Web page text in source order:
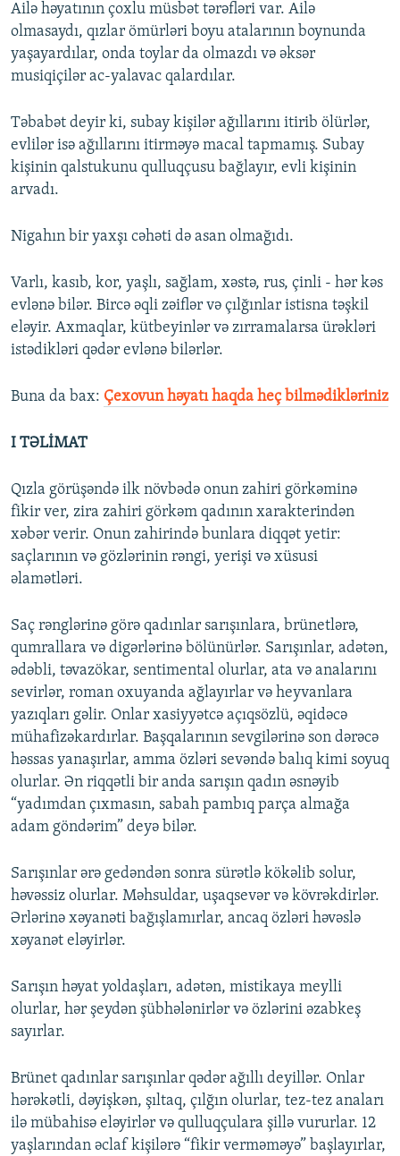
Ailə həyatının çoxlu müsbət tərəfləri var. Ailə
olmasaydı, qızlar ömürləri boyu atalarının boynunda
yaşayardılar, onda toylar da olmazdı və əksər
musiqiçilər ac-yalavac qalardılar.
Təbabət deyir ki, subay kişilər ağıllarını itirib ölürlər,
evlilər isə ağıllarını itirməyə macal tapmamış. Subay
kişinin qalstukunu qulluqçusu bağlayır, evli kişinin
arvadı.
Nigahın bir yaxşı cəhəti də asan olmağıdı.
Varlı, kasıb, kor, yaşlı, sağlam, xəstə, rus, çinli - hər kəs
evlənə bilər. Bircə əqli zəiflər və çılğınlar istisna təşkil
eləyir. Axmaqlar, kütbeyinlər və zırramalarsa ürəkləri
istədikləri qədər evlənə bilərlər.
Buna da bax: Çexovun həyatı haqda heç bilmədikləriniz
I TƏLİMAT
Qızla görüşəndə ilk növbədə onun zahiri görkəminə
fikir ver, zira zahiri görkəm qadının xarakterindən
xəbər verir. Onun zahirində bunlara diqqət yetir:
saçlarının və gözlərinin rəngi, yerişi və xüsusi
əlamətləri.
Saç rənglərinə görə qadınlar sarışınlara, brünetlərə,
qumrallara və digərlərinə bölünürlər. Sarışınlar, adətən,
ədəbli, təvazökar, sentimental olurlar, ata və analarını
sevirlər, roman oxuyanda ağlayırlar və heyvanlara
yazıqları gəlir. Onlar xasiyyətcə açıqsözlü, əqidəcə
mühafizəkardırlar. Başqalarının sevgilərinə son dərəcə
həssas yanaşırlar, amma özləri sevəndə balıq kimi soyuq
olurlar. Ən riqqətli bir anda sarışın qadın əsnəyib
“yadımdan çıxmasın, sabah pambıq parça almağa
adam göndərim” deyə bilər.
Sarışınlar ərə gedəndən sonra sürətlə kökəlib solur,
həvəssiz olurlar. Məhsuldar, uşaqsevər və kövrəkdirlər.
Ərlərinə xəyanəti bağışlamırlar, ancaq özləri həvəslə
xəyanət eləyirlər.
Sarışın həyat yoldaşları, adətən, mistikaya meylli
olurlar, hər şeydən şübhələnirlər və özlərini əzabkeş
sayırlar.
Brünet qadınlar sarışınlar qədər ağıllı deyillər. Onlar
hərəkətli, dəyişkən, şıltaq, çılğın olurlar, tez-tez anaları
ilə mübahisə eləyirlər və qulluqçulara şillə vururlar. 12
yaşlarından əclaf kişilərə “fikir verməməyə” başlayırlar,